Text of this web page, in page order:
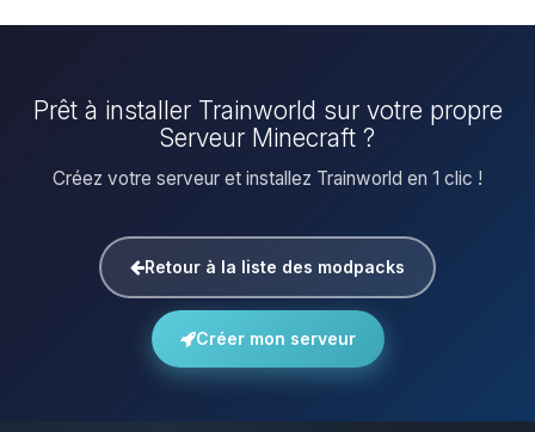
Prêt à installer Trainworld sur votre propre
Serveur Minecraft ?
Créez votre serveur et installez Trainworld en 1 clic !
Retour à la liste des modpacks
Créer mon serveur